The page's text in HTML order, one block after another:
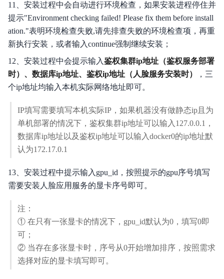
11、安装过程中会自动进行环境检查，如果安装进程停住并
提示"Environment checking failed! Please fix them before install
ation."表明环境检查失败,请先排查失败的环境检查项，再重
新执行安装，或者输入continue强制继续安装；
12、安装过程中会提示输入鉴权集群ip地址（鉴权服务部署
时）、数据库ip地址、鉴权ip地址（人脸服务安装时）
，三
个ip地址均输入本机实际网络地址即可。
IP填写需要填写本机实际IP，如果机器没有做静态ip且为
单机部署的情况下，鉴权集群ip地址可以输入127.0.0.1，
数据库ip地址以及鉴权ip地址可以输入docker0的ip地址默
认为172.17.0.1
13、安装过程中提示输入gpu_id，按照提示的gpu序号填写
需要安装人脸应用服务的显卡序号即可。
注：
① 在只有一张显卡的情况下，gpu_id默认为0，填写0即
可；
② 当存在多张显卡时，序号从0开始增加排序，按照需求
选择对应的显卡填写即可。